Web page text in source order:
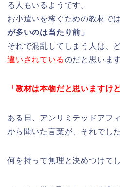
る人もいるようです。
お小遣いを稼ぐための教材で
が多いのは当たり前」
それで混乱してしまう人は、
違いされているのだと思います
「教材は本物だと思います
ある日、アンリミテッドアフ
から聞いた言葉が、それでした
何を持って無理と決めつけて